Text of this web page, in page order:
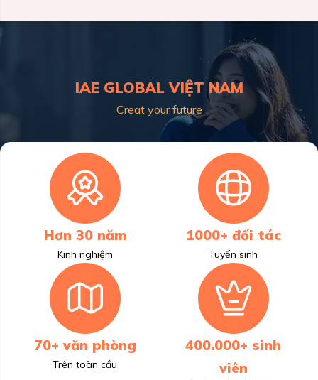
IAE GLOBAL VIỆT NAM
Creat your future
Hơn 30 năm
Kinh nghiệm
1000+ đối tác
Tuyển sinh
70+ văn phòng
Trên toàn cầu
400.000+ sinh
viên